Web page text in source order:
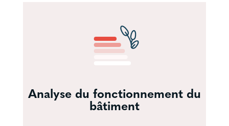
Analyse du fonctionnement du
bâtiment